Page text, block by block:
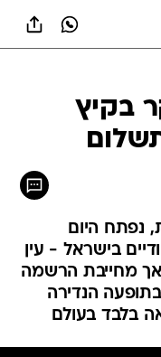
בקיץ
נפתח היום
בישראל - עין
מחייבת הרשמה
הנדירה
בלבד בעולם